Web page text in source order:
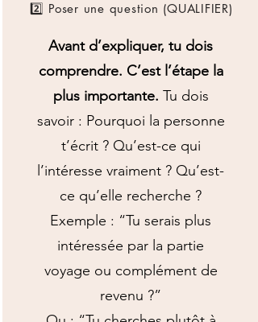
2️⃣ Poser une question (QUALIFIER)
Avant d’expliquer, tu dois
comprendre. C’est l’étape la
plus importante. Tu dois
savoir : Pourquoi la personne
t’écrit ? Qu’est-ce qui
l’intéresse vraiment ? Qu’est-
ce qu’elle recherche ?
Exemple : “Tu serais plus
intéressée par la partie
voyage ou complément de
revenu ?”